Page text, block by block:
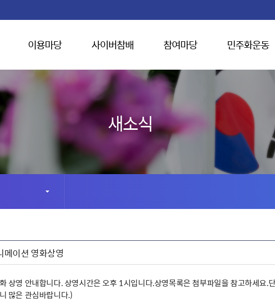
이용마당 사이버참배 참여마당 민주화운동
새소식
메이션 영화상영
상영 안내합니다. 상영시간은 오후 1시입니다.상영목록은 첨부파일을 참고하세요.
많은 관심바랍니다.)